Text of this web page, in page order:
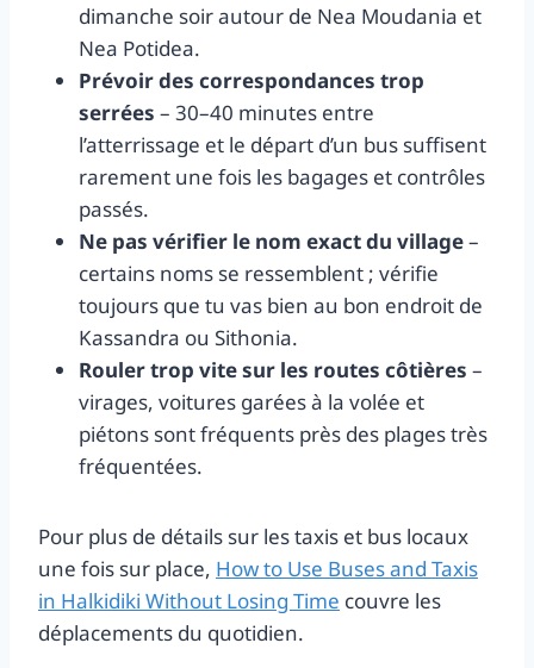
dimanche soir autour de Nea Moudania et
Nea Potidea.
Prévoir des correspondances trop
serrées – 30–40 minutes entre
l’atterrissage et le départ d’un bus suffisent
rarement une fois les bagages et contrôles
passés.
Ne pas vérifier le nom exact du village–
certains noms se ressemblent ; vérifie
toujours que tu vas bien au bon endroit de
Kassandra ou Sithonia.
Rouler trop vite sur les routes côtières –
virages, voitures garées à la volée et
piétons sont fréquents près des plages très
fréquentées.
Pour plus de détails sur les taxis et bus locaux
une fois sur place, How to Use Buses and Taxis
in Halkidiki Without Losing Time couvre les
déplacements du quotidien.